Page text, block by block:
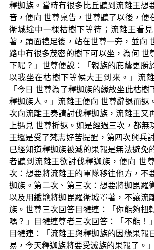
釋迦族。當時有很多比丘聽到流離王想
音，便向 世尊稟告，世尊聽了以後，便
衛城途中一棵枯樹下等待；流離王看
著，頭面禮足後，站在世尊一旁，並向
路中有很多茂密的樹下可以坐，為何 世
下呢？」世尊便說：「親族的庇蔭更勝
以我坐在枯樹下等候大王到來。」流
「今日 世尊為了釋迦族的緣故坐此枯樹
釋迦族人。」流離王便向 世尊辭退而返
次向流離王奏請討伐釋迦族，流離王又
上遇見 世尊折返。如是經過三次，都無
王還是受了梵志好苦提醒，第四次興兵
已經知道釋迦族被滅的果報是無法避免
者聽到流離王欲討伐釋迦族，便向 世
次：想要將流離王的軍隊移往他方，不
迦族。第二次、第三次：想要將迦毘羅
以及用鐵籠將迦毘羅衛城罩著，不讓流
族。世尊三次回答目犍連：「你能夠扭
嗎？」目犍連尊者三次回答：「不能！
目犍連：「流離王與釋迦族的因緣果報
易，今天釋迦族將要受滅族的果報了。